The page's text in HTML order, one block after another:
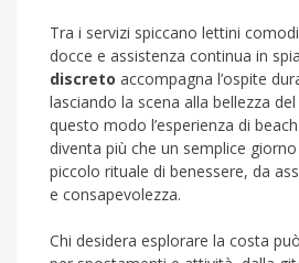
Tra i servizi spiccano lettini
docce e assistenza continua in
discreto accompagna l’ospite
lasciando la scena alla bellezza
questo modo l’esperienza di
diventa più che un semplice
piccolo rituale di benessere, da
e consapevolezza.
Chi desidera esplorare la costa